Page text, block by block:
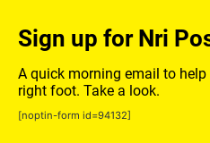
Sign up for Nri
A quick morning email to
right foot. Take a look.
[noptin-form id=94132]